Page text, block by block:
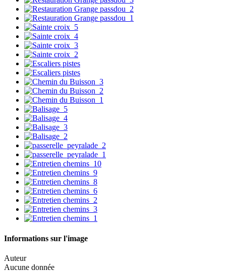
Informations sur l'image
Auteur
Aucune donnée